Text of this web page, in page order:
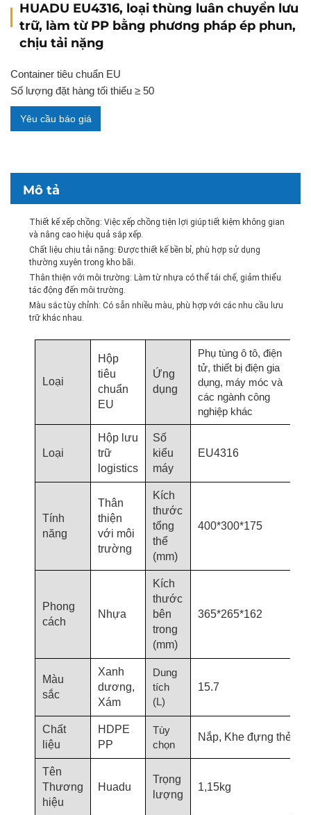
HUADU EU4316, loại thùng luân chuyển lưu
trữ, làm từ PP bằng phương pháp ép phun,
chịu tải nặng
Container tiêu chuẩn EU
Số lượng đặt hàng tối thiểu ≥ 50
Yêu cầu báo giá
Mô tả
Thiết kế xếp chồng: Việc xếp chồng tiện lợi giúp tiết kiệm không gian
và nâng cao hiệu quả sắp xếp.
Chất liệu chịu tải nặng: Được thiết kế bền bỉ, phù hợp sử dụng
thường xuyên trong kho bãi.
Thân thiện với môi trường: Làm từ nhựa có thể tái chế, giảm thiểu
tác động đến môi trường.
Màu sắc tùy chỉnh: Có sẵn nhiều màu, phù hợp với các nhu cầu lưu
trữ khác nhau.
Loại
Hộp
tiêu
chuẩn
EU
Ứng
dụng
Phụ tùng ô tô, điện
tử, thiết bị điện gia
dụng, máy móc và
các ngành công
nghiệp khác
Loại
Hộp lưu
trữ
logistics
Số
kiểu
máy
EU4316
Tính
năng
Thân
thiện
với môi
trường
Kích
thước
tổng
thể
(mm)
400*300*175
Phong
cách
Nhựa
Kích
thước
bên
trong
(mm)
365*265*162
Màu
sắc
Xanh
dương,
Xám
Dung
tích
(L)
15.7
Chất
liệu
HDPE
PP
Tùy
chọn
Nắp, Khe đựng thẻ
Tên
Thương
hiệu
Huadu
Trọng
lượng
1,15kg